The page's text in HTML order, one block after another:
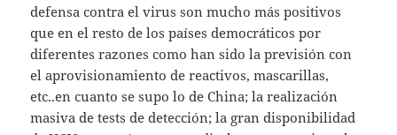
defensa contra el virus son mucho más positivos
que en el resto de los países democráticos por
diferentes razones como han sido la previsión con
el aprovisionamiento de reactivos, mascarillas,
etc..en cuanto se supo lo de China; la realización
masiva de tests de detección; la gran disponibilidad